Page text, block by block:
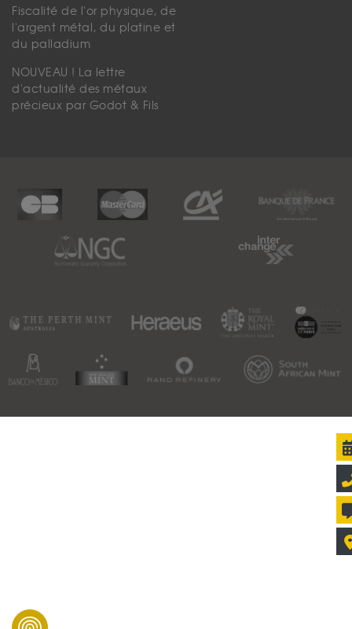
Fiscalité de l'or physique, de
l'argent métal, du platine et
du palladium
NOUVEAU ! La lettre
d'actualité des métaux
précieux par Godot & Fils